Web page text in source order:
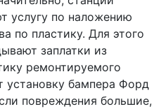
услугу по наложению
по пластику. Для этого
заплатки из
ремонтируемого
установку бампера Форд
повреждения большие,